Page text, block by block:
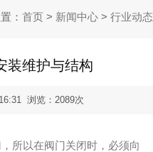
： 首页 > 新闻中心 > 行业动态
装维护与结构
浏览：2089次
所以在阀门关闭时，必须向